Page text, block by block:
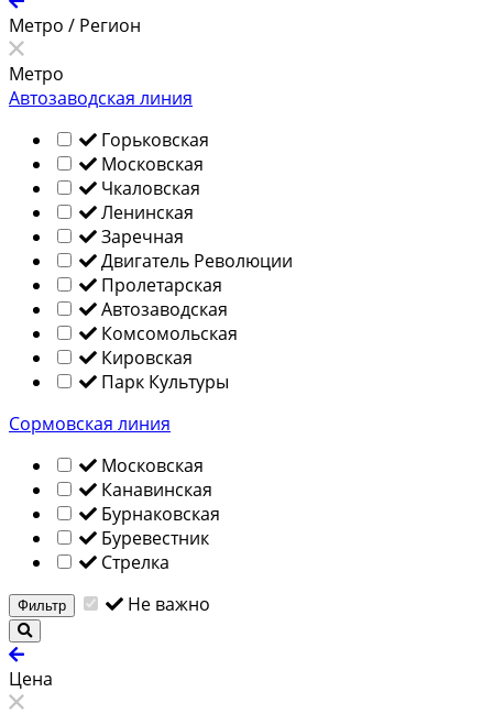
Метро / Регион
Метро
Автозаводская линия
Горьковская
Московская
Чкаловская
Ленинская
Заречная
Двигатель Революции
Пролетарская
Автозаводская
Комсомольская
Кировская
Парк Культуры
Сормовская линия
Московская
Канавинская
Бурнаковская
Буревестник
Стрелка
Фильтр Не важно
Цена